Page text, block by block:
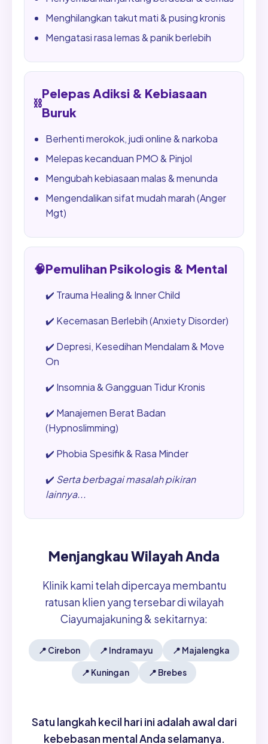
Menghilangkan takut mati & pusing kronis
Mengatasi rasa lemas & panik berlebih
⛓️
Pelepas Adiksi & Kebiasaan
Buruk
Berhenti merokok, judi online & narkoba
Melepas kecanduan PMO & Pinjol
Mengubah kebiasaan malas & menunda
Mengendalikan sifat mudah marah (Anger
Mgt)
🧠Pemulihan Psikologis & Mental
✔️ Trauma Healing & Inner Child
✔️ Kecemasan Berlebih (Anxiety Disorder)
✔️ Depresi, Kesedihan Mendalam & Move
On
✔️ Insomnia & Gangguan Tidur Kronis
✔️ Manajemen Berat Badan
(Hypnoslimming)
✔️ Phobia Spesifik & Rasa Minder
✔️ Serta berbagai masalah pikiran
lainnya...
Menjangkau Wilayah Anda
Klinik kami telah dipercaya membantu
ratusan klien yang tersebar di wilayah
Ciayumajakuning & sekitarnya:
📍 Cirebon 📍 Indramayu 📍 Majalengka
📍 Kuningan 📍 Brebes
Satu langkah kecil hari ini adalah awal dari
kebebasan mental Anda selamanya.